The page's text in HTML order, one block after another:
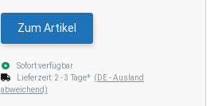
Zum Artikel
Sofort verfügbar
Lieferzeit: 2 - 3 Tage* (DE - Ausland
abweichend)